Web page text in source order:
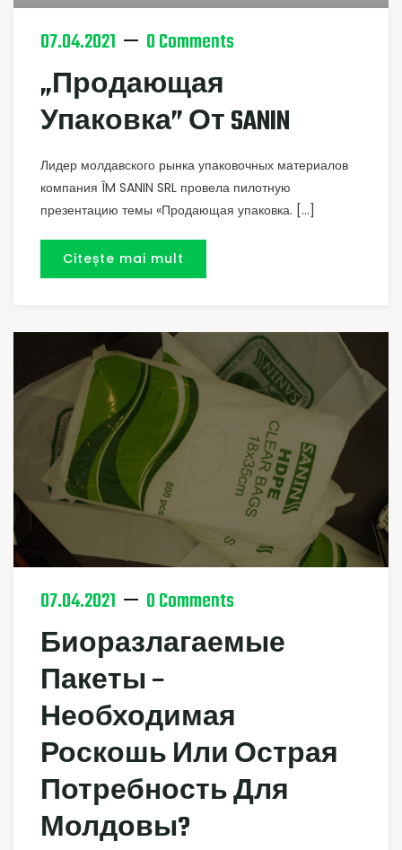
07.04.2021 0 Comments
„Продающая
Упаковка” От SANIN
Лидер молдавского рынка упаковочных материалов
компания ÎM SANIN SRL провела пилотную
презентацию темы «Продающая упаковка. […]
Citește mai mult
07.04.2021 0 Comments
Биоразлагаемые
Пакеты –
Необходимая
Роскошь Или Острая
Потребность Для
Молдовы?